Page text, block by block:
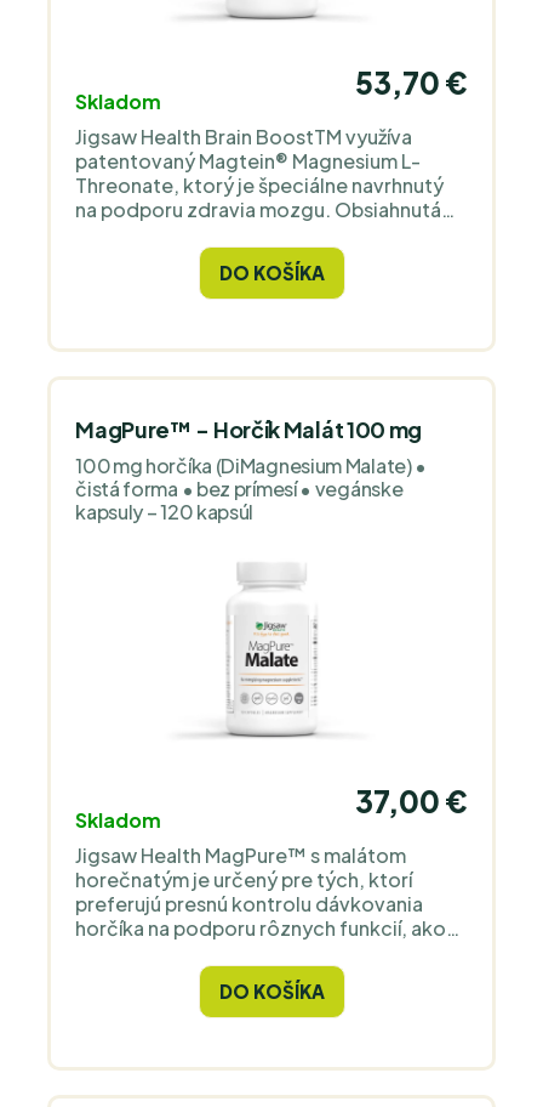
Skladom
53,70 €
Jigsaw Health Brain BoostTM využíva
patentovaný Magtein® Magnesium L-
Threonate, ktorý je špeciálne navrhnutý
na podporu zdravia mozgu. Obsiahnutá
pozornosť a emocionálnu pohodu. Tento
horčík sa rýchlo uvoľňuje do krvného
DO KOŠÍKA
MagPure™ - Horčík Malát 100 mg
100 mg horčíka (DiMagnesium Malate) •
čistá forma • bez prímesí • vegánske
kapsuly – 120 kapsúl
Skladom
37,00 €
Jigsaw Health MagPure™ s malátom
horečnatým je určený pre tých, ktorí
preferujú presnú kontrolu dávkovania
horčíka na podporu rôznych funkcií, ako
DO KOŠÍKA